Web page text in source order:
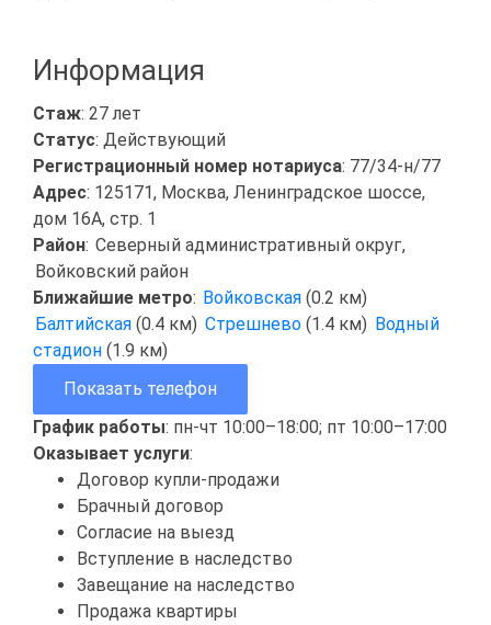
Информация
Стаж: 27 лет
Статус: Действующий
Регистрационный номер нотариуса: 77/34-н/77
Адрес: 125171, Москва, Ленинградское шоссе,
дом 16А, стр. 1
Район: Северный административный округ,
Войковский район
Ближайшие метро: Войковская (0.2 км)
Балтийская (0.4 км) Стрешнево (1.4 км) Водный
стадион (1.9 км)
Показать телефон
График работы: пн-чт 10:00–18:00; пт 10:00–17:00
Оказывает услуги:
Договор купли-продажи
Брачный договор
Согласие на выезд
Вступление в наследство
Завещание на наследство
Продажа квартиры